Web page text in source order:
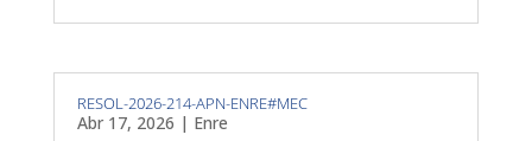
RESOL-2026-214-APN-ENRE#MEC
Abr 17, 2026 | Enre